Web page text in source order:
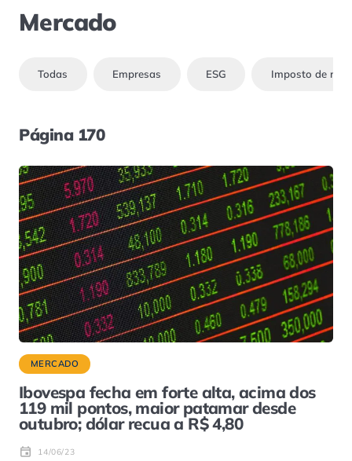
Mercado
Todas Empresas ESG Imposto de
Página 170
MERCADO
Ibovespa fecha em forte alta, acima dos
119 mil pontos, maior patamar desde
outubro; dólar recua a R$ 4,80
14/06/23